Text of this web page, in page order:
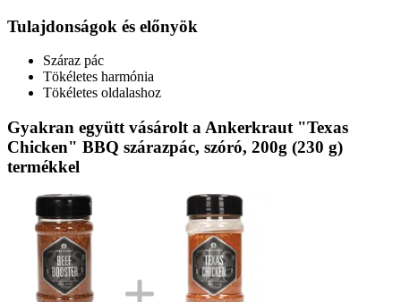
Tulajdonságok és előnyök
Száraz pác
Tökéletes harmónia
Tökéletes oldalashoz
Gyakran együtt vásárolt a Ankerkraut "Texas
Chicken" BBQ szárazpác, szóró, 200g (230 g)
termékkel